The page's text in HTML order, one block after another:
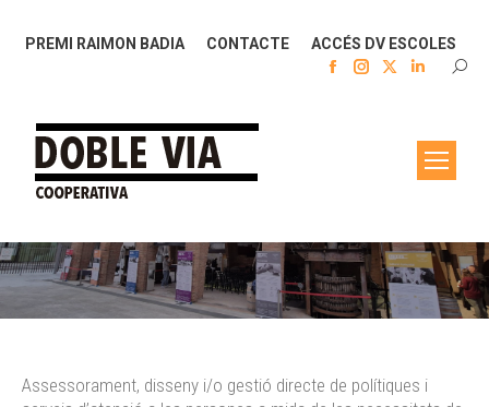
PREMI RAIMON BADIA CONTACTE ACCÉS DV ESCOLES
Facebook
Instagram
window
new
window
Linkedin
in
new
window
You are here:
Assessorament, disseny i/o gestió directe de polítiques i